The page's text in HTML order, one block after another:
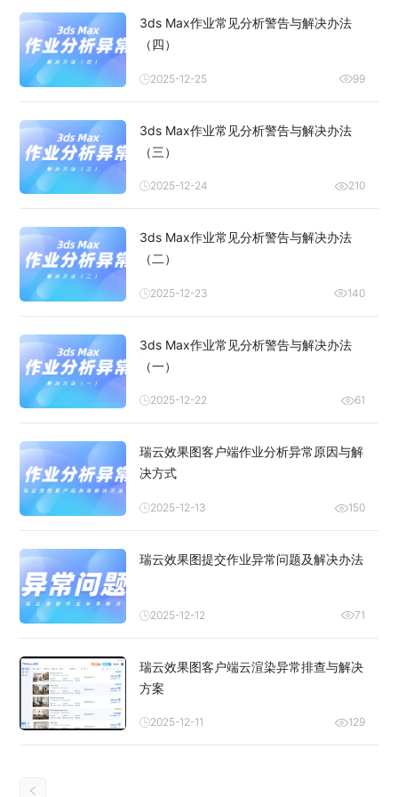
3ds Max作业常见分析警告与解决办法
（四）
2025-12-25 99
3ds Max作业常见分析警告与解决办法
（三）
2025-12-24 210
3ds Max作业常见分析警告与解决办法
（二）
2025-12-23 140
3ds Max作业常见分析警告与解决办法
（一）
2025-12-22 61
瑞云效果图客户端作业分析异常原因与解
决方式
2025-12-13 150
瑞云效果图提交作业异常问题及解决办法
2025-12-12 71
瑞云效果图客户端云渲染异常排查与解决
方案
2025-12-11 129